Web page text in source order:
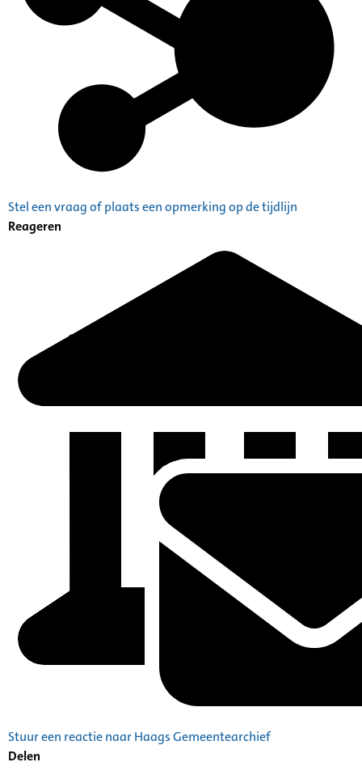
Stel een vraag of plaats een opmerking op de tijdlijn
Reageren
Stuur een reactie naar Haags Gemeentearchief
Delen